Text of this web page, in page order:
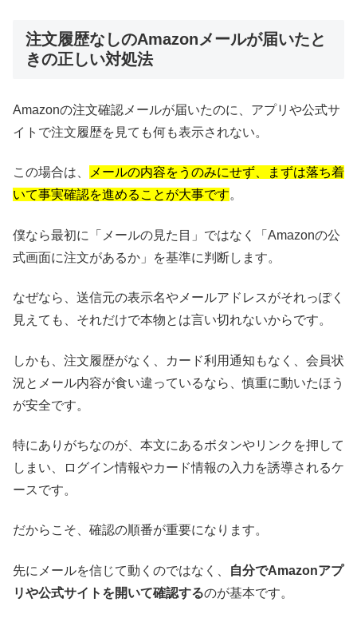
注文履歴なしのAmazonメールが届いたと
きの正しい対処法
Amazonの注文確認メールが届いたのに、アプリや公式サ
イトで注文履歴を見ても何も表示されない。
この場合は、
メールの内容をうのみにせず、まずは落ち着
いて事実確認を進めることが大事です。
僕なら最初に「メールの見た目」ではなく「Amazonの公
式画面に注文があるか」を基準に判断します。
なぜなら、送信元の表示名やメールアドレスがそれっぽく
見えても、それだけで本物とは言い切れないからです。
しかも、注文履歴がなく、カード利用通知もなく、会員状
況とメール内容が食い違っているなら、慎重に動いたほう
が安全です。
特にありがちなのが、本文にあるボタンやリンクを押して
しまい、ログイン情報やカード情報の入力を誘導されるケ
ースです。
だからこそ、確認の順番が重要になります。
先にメールを信じて動くのではなく、
自分でAmazonアプ
リや公式サイトを開いて確認するのが基本です。